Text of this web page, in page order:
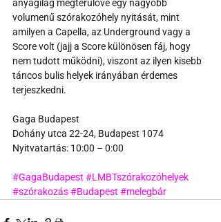
anyagilag megtérülővé egy nagyobb
volumenű szórakozóhely nyitását, mint
amilyen a Capella, az Underground vagy a
Score volt (jajj a Score különösen fáj, hogy
nem tudott működni), viszont az ilyen kisebb
táncos bulis helyek irányában érdemes
terjeszkedni.
Gaga Budapest
Dohány utca 22-24, Budapest 1074
Nyitvatartás: 10:00 – 0:00
#GagaBudapest #LMBTszórakozóhelyek
#szórakozás#Budapest #melegbár